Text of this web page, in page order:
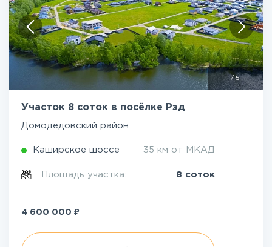
1 /5
Участок 8 соток в посёлке Рэд
Домодедовский район
Каширское шоссе 35 км от МКАД
Площадь участка: 8 соток
4 600 000 ₽